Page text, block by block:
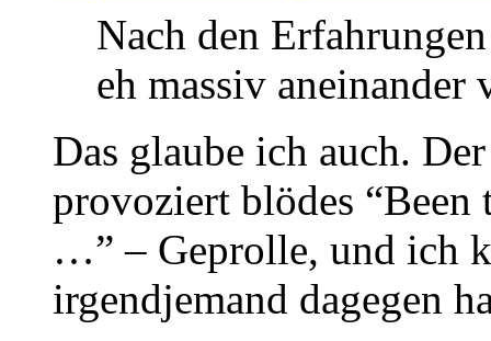
Nach den
eh massiv aneinander
Das glaube ich auch.
provoziert blödes
…” – Geprolle, und ich
irgendjemand dagegen